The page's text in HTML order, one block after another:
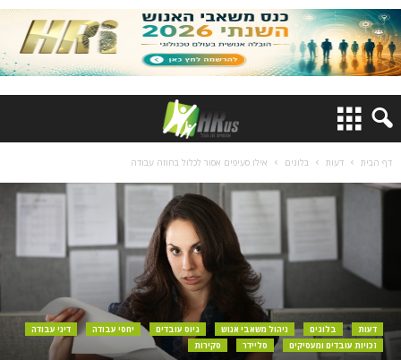
דף הבית דעות בלוגים אילו סעיפים אסור לכלול בחוזה עבודה
דעות בלוגים ניהול משאבי אנוש גיוס עובדים יחסי עבודה
דיני עבודה
זכויות עובדים ומעסיקים
סליידר סקירות